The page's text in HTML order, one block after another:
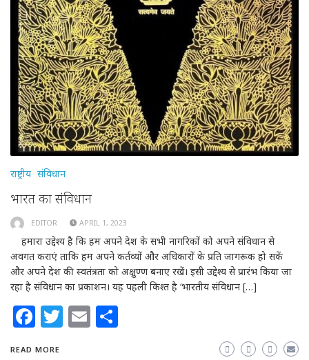
राष्ट्रीय संविधान
भारत का संविधान
EDITOR APRIL 1, 2023
हमारा उद्देश्य है कि हम अपने देश के सभी नागरिकों को अपने संविधान से
अवगत कराएं ताकि हम अपने कर्तव्यों और अधिकारों के प्रति जागरूक हो सकें
और अपने देश की स्वतंत्रता को अक्षुण्ण बनाए रखें। इसी उद्देश्य से प्रारंभ किया जा
रहा है संविधान का प्रकाशन। यह पहली किश्त है ‘भारतीय संविधान […]
Facebook
Twitter
Email
READ MORE